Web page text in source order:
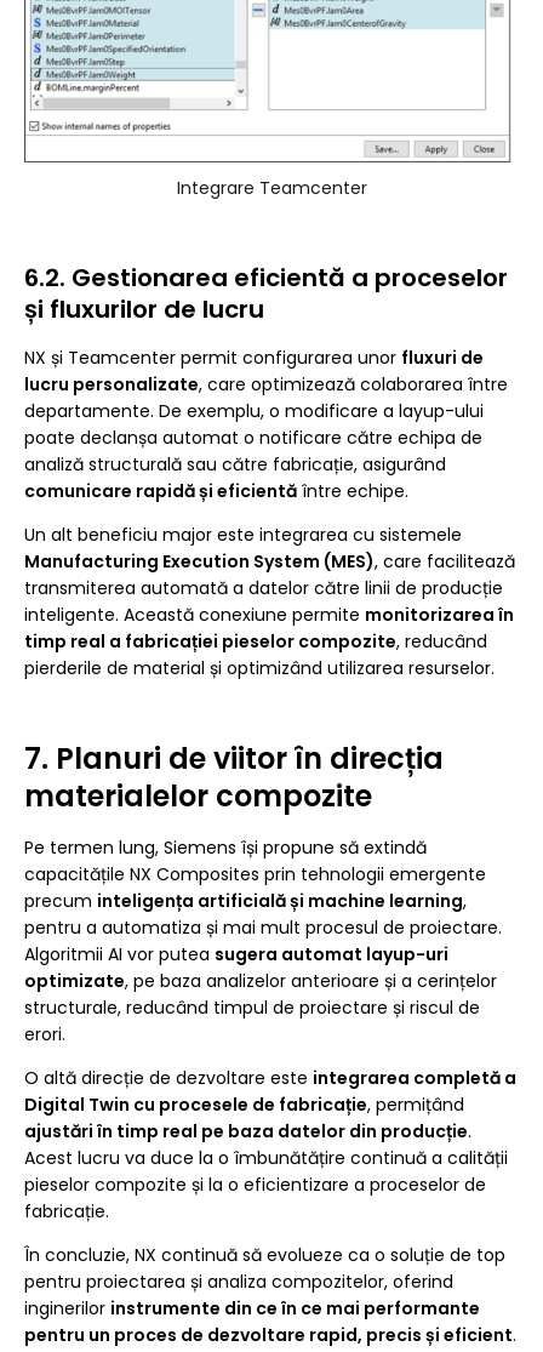
Integrare Teamcenter
6.2. Gestionarea eficientă a proceselor
și fluxurilor de lucru
NX și Teamcenter permit configurarea unor fluxuri de
lucru personalizate, care optimizează colaborarea între
departamente. De exemplu, o modificare a layup-ului
poate declanșa automat o notificare către echipa de
analiză structurală sau către fabricație, asigurând
comunicare rapidă și eficientă între echipe.
Un alt beneficiu major este integrarea cu sistemele
Manufacturing Execution System (MES), care facilitează
transmiterea automată a datelor către linii de producție
inteligente. Această conexiune permite monitorizarea în
timp real a fabricației pieselor compozite, reducând
pierderile de material și optimizând utilizarea resurselor.
7. Planuri de viitor în direcția
materialelor compozite
Pe termen lung, Siemens își propune să extindă
capacitățile NX Composites prin tehnologii emergente
precum inteligența artificială și machine learning,
pentru a automatiza și mai mult procesul de proiectare.
Algoritmii AI vor putea sugera automat layup-uri
optimizate, pe baza analizelor anterioare și a cerințelor
structurale, reducând timpul de proiectare și riscul de
erori.
O altă direcție de dezvoltare este integrarea completă a
Digital Twin cu procesele de fabricație, permițând
ajustări în timp real pe baza datelor din producție.
Acest lucru va duce la o îmbunătățire continuă a calității
pieselor compozite și la o eficientizare a proceselor de
fabricație.
În concluzie, NX continuă să evolueze ca o soluție de top
pentru proiectarea și analiza compozitelor, oferind
inginerilor instrumente din ce în ce mai performante
pentru un proces de dezvoltare rapid, precis și eficient.